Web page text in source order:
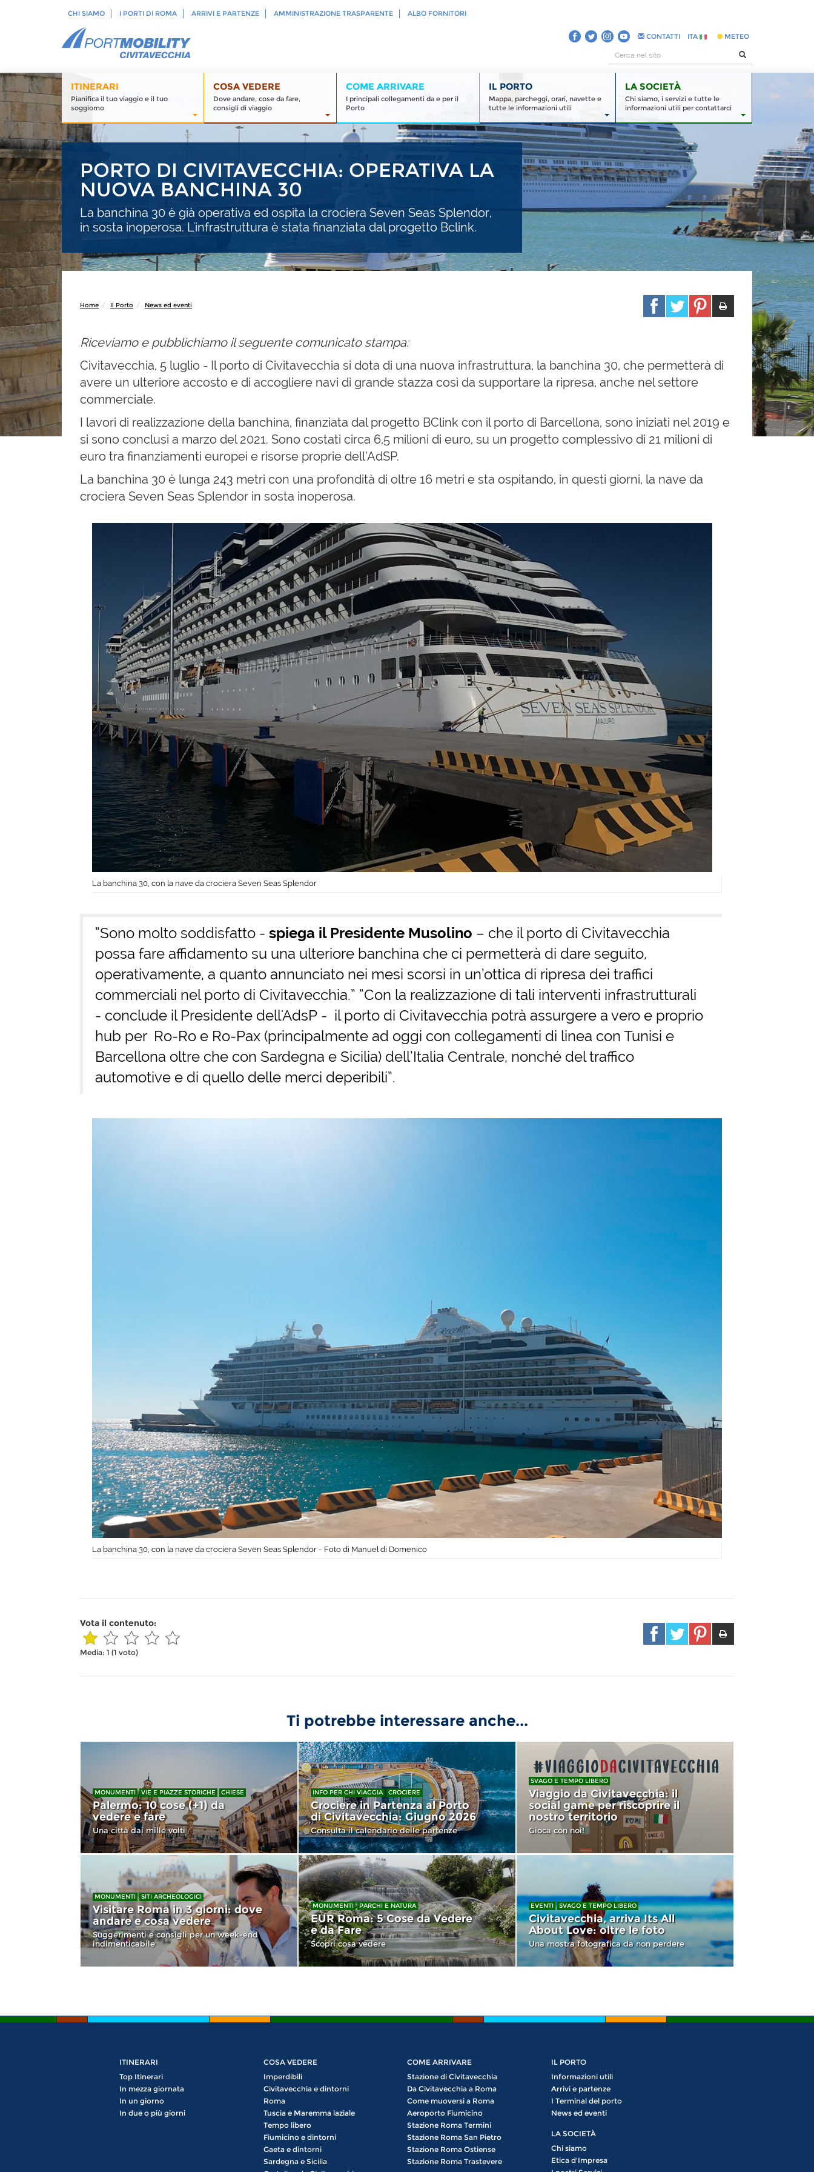
CHI SIAMO I PORTI DI ROMA ARRIVI E PARTENZE AMMINISTRAZIONE TRASPARENTE ALBO FORNITORI
CONTATTI ITA METEO
ITINERARI
Pianifica il tuo viaggio e il tuo
soggiorno
COSA VEDERE
Dove andare, cose da fare,
consigli di viaggio
COME ARRIVARE
I principali collegamenti da e per il
Porto
IL PORTO
Mappa, parcheggi, orari, navette e
tutte le informazioni utili
LA SOCIETÀ
Chi siamo, i servizi e tutte le
informazioni utili per contattarci
PORTO DI CIVITAVECCHIA: OPERATIVA LA
NUOVA BANCHINA 30
La banchina 30 è già operativa ed ospita la crociera Seven Seas Splendor,
in sosta inoperosa. L'infrastruttura è stata finanziata dal progetto Bclink.
Home Il Porto News ed eventi
Riceviamo e pubblichiamo il seguente comunicato stampa:
Civitavecchia, 5 luglio - Il porto di Civitavecchia si dota di una nuova infrastruttura, la banchina 30, che permetterà di
avere un ulteriore accosto e di accogliere navi di grande stazza così da supportare la ripresa, anche nel settore
commerciale.
I lavori di realizzazione della banchina, finanziata dal progetto BClink con il porto di Barcellona, sono iniziati nel 2019 e
si sono conclusi a marzo del 2021. Sono costati circa 6,5 milioni di euro, su un progetto complessivo di 21 milioni di
euro tra finanziamenti europei e risorse proprie dell’AdSP.
La banchina 30 è lunga 243 metri con una profondità di oltre 16 metri e sta ospitando, in questi giorni, la nave da
crociera Seven Seas Splendor in sosta inoperosa.
La banchina 30, con la nave da crociera Seven Seas Splendor
“Sono molto soddisfatto - spiega il Presidente Musolino – che il porto di Civitavecchia
possa fare affidamento su una ulteriore banchina che ci permetterà di dare seguito,
operativamente, a quanto annunciato nei mesi scorsi in un’ottica di ripresa dei traffici
commerciali nel porto di Civitavecchia.” “Con la realizzazione di tali interventi infrastrutturali
- conclude il Presidente dell'AdsP - il porto di Civitavecchia potrà assurgere a vero e proprio
hub per Ro-Ro e Ro-Pax (principalmente ad oggi con collegamenti di linea con Tunisi e
Barcellona oltre che con Sardegna e Sicilia) dell’Italia Centrale, nonché del traffico
automotive e di quello delle merci deperibili”.
La banchina 30, con la nave da crociera Seven Seas Splendor - Foto di Manuel di Domenico
Vota il contenuto:
Media: 1 (1 voto)
Ti potrebbe interessare anche...
MONUMENTI VIE E PIAZZE STORICHE CHIESE
Palermo: 10 cose (+1) da
vedere e fare
Una città dai mille volti
INFO PER CHI VIAGGIA CROCIERE
Crociere in Partenza al Porto
di Civitavecchia: Giugno 2026
Consulta il calendario delle partenze
SVAGO E TEMPO LIBERO
Viaggio da Civitavecchia: il
social game per riscoprire il
nostro territorio
Gioca con noi!
MONUMENTI SITI ARCHEOLOGICI
Visitare Roma in 3 giorni: dove
andare e cosa vedere
Suggerimenti e consigli per un week-end
indimenticabile
MONUMENTI PARCHI E NATURA
EUR Roma: 5 Cose da Vedere
e da Fare
Scopri cosa vedere
EVENTI SVAGO E TEMPO LIBERO
Civitavecchia, arriva Its All
About Love: oltre le foto
Una mostra fotografica da non perdere
ITINERARI
Top Itinerari
In mezza giornata
In un giorno
In due o più giorni
COSA VEDERE
Imperdibili
Civitavecchia e dintorni
Roma
Tuscia e Maremma laziale
Tempo libero
Fiumicino e dintorni
Gaeta e dintorni
Sardegna e Sicilia
COME ARRIVARE
Stazione di Civitavecchia
Da Civitavecchia a Roma
Come muoversi a Roma
Aeroporto Fiumicino
Stazione Roma Termini
Stazione Roma San Pietro
Stazione Roma Ostiense
Stazione Roma Trastevere
IL PORTO
Informazioni utili
Arrivi e partenze
I Terminal del porto
News ed eventi
LA SOCIETÀ
Chi siamo
Etica d'Impresa